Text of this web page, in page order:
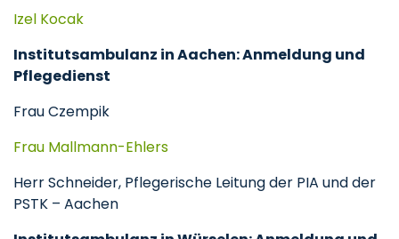
Izel Kocak
Institutsambulanz in Aachen: Anmeldung und
Pflegedienst
Frau Czempik
Frau Mallmann-Ehlers
Herr Schneider, Pflegerische Leitung der PIA und der
PSTK – Aachen